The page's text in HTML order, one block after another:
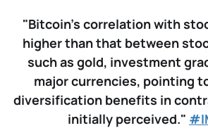
"Bitcoin's correlation with
higher than that between
such as gold, investment
major currencies, pointing
diversification benefits in
initially perceived."